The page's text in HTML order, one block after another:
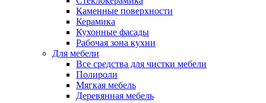
Каменные поверхности
Керамика
Кухонные фасады
Рабочая зона кухни
Для мебели
Все средства для чистки мебели
Полироли
Мягкая мебель
Деревянная мебель